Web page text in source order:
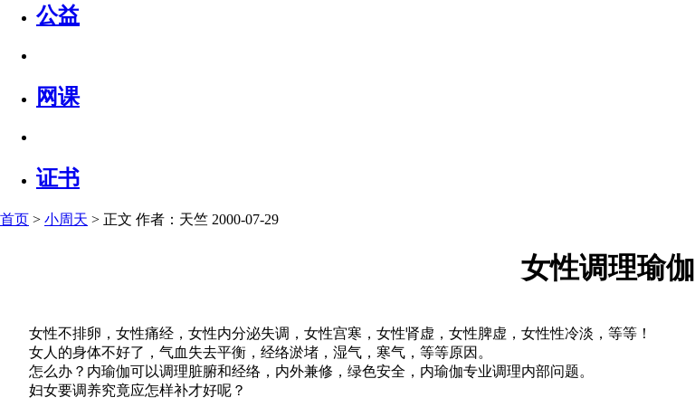
公益
网课
证书
首页 > 小周天 > 正文 作者：天竺 2000-07-29
女性调理瑜伽
女性不排卵，女性痛经，女性内分泌失调，女性宫寒，女性肾虚，女性脾虚，女性性冷淡，等等！
女人的身体不好了，气血失去平衡，经络淤堵，湿气，寒气，等等原因。
怎么办？内瑜伽可以调理脏腑和经络，内外兼修，绿色安全，内瑜伽专业调理内部问题。
妇女要调养究竟应怎样补才好呢？